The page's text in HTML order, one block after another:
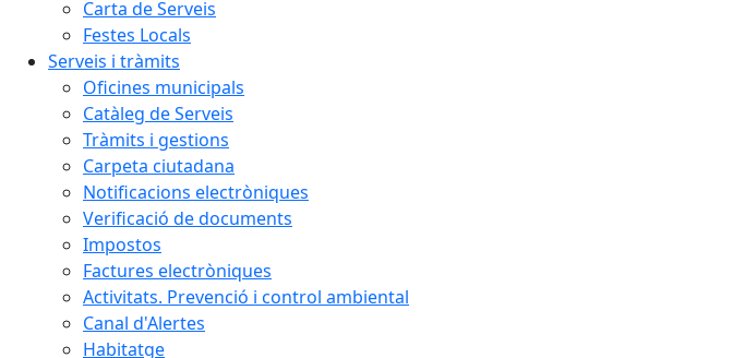
Carta de Serveis
Festes Locals
Serveis i tràmits
Oficines municipals
Catàleg de Serveis
Tràmits i gestions
Carpeta ciutadana
Notificacions electròniques
Verificació de documents
Impostos
Factures electròniques
Activitats. Prevenció i control ambiental
Canal d'Alertes
Habitatge